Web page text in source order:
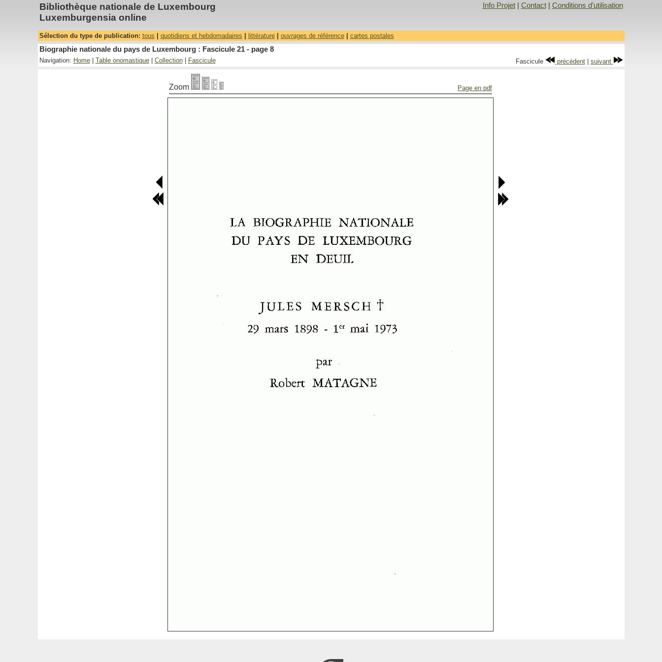
Bibliothèque nationale de Luxembourg
Luxemburgensia online
Info Projet| Contact| Conditions d'utilisation
Sélection du type de publication: tous quotidiens et hebdomadaires littérature| ouvrages de référence| cartes postales
Biographie nationale du pays de Luxembourg : Fascicule 21 - page 8
Navigation: Home| Table onomastique| Collection| Fascicule Fascicule précédent| suivant
Zoom Page en pdf